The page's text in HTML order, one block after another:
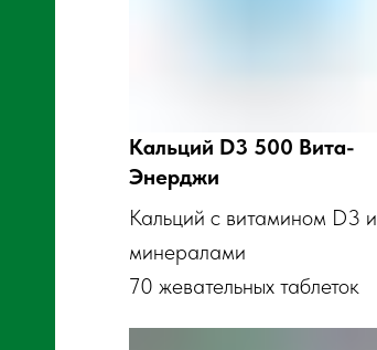
Кальций D3 500 Вита-
Энерджи
Кальций с витамином D3 и
минералами
70 жевательных таблеток